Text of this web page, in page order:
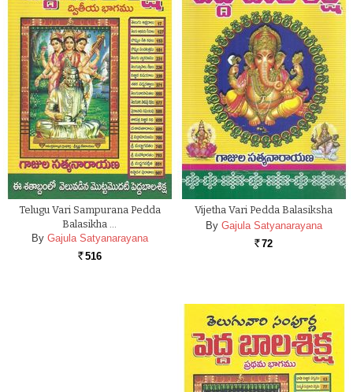
Telugu Vari Sampurana Pedda
Balasikha …
By Gajula Satyanarayana
Rs. 516
Vijetha Vari Pedda Balasiksha
By Gajula Satyanarayana
Rs. 72